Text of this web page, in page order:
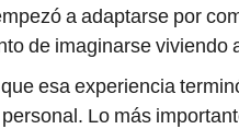
a adaptarse por
de imaginarse viviendo
esa experiencia
Lo más